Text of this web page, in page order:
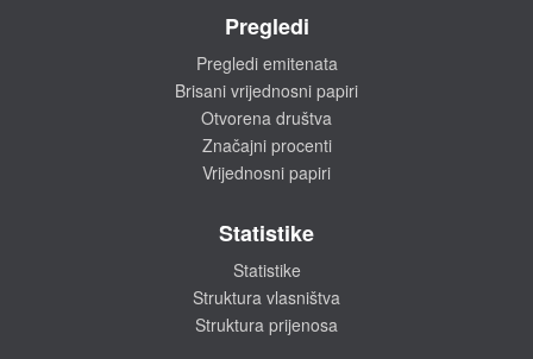
Pregledi
Pregledi emitenata
Brisani vrijednosni papiri
Otvorena društva
Značajni procenti
Vrijednosni papiri
Statistike
Statistike
Struktura vlasništva
Struktura prijenosa